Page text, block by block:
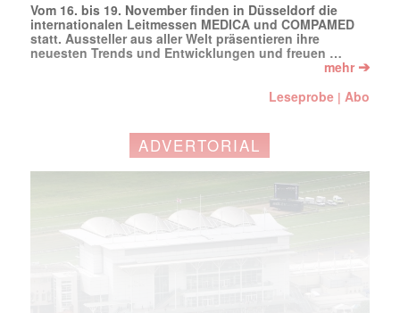
Vom 16. bis 19. November finden in Düsseldorf die
internationalen Leitmessen MEDICA und COMPAMED
statt. Aussteller aus aller Welt präsentieren ihre
neuesten Trends und Entwicklungen und freuen …
mehr ➔
Leseprobe |Abo
ADVERTORIAL